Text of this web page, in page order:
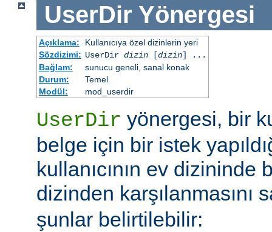
UserDir Yönergesi
Açıklama:
Kullanıcıya özel dizinlerin yeri
Sözdizimi: UserDir dizin[dizin] ...
Bağlam:
sunucu geneli, sanal konak
Durum:
Temel
Modül:
mod_userdir
UserDir yönergesi, bir
belge için bir istek
kullanıcının ev dizininde
dizinden karşılanmasını
şunlar belirtilebilir: